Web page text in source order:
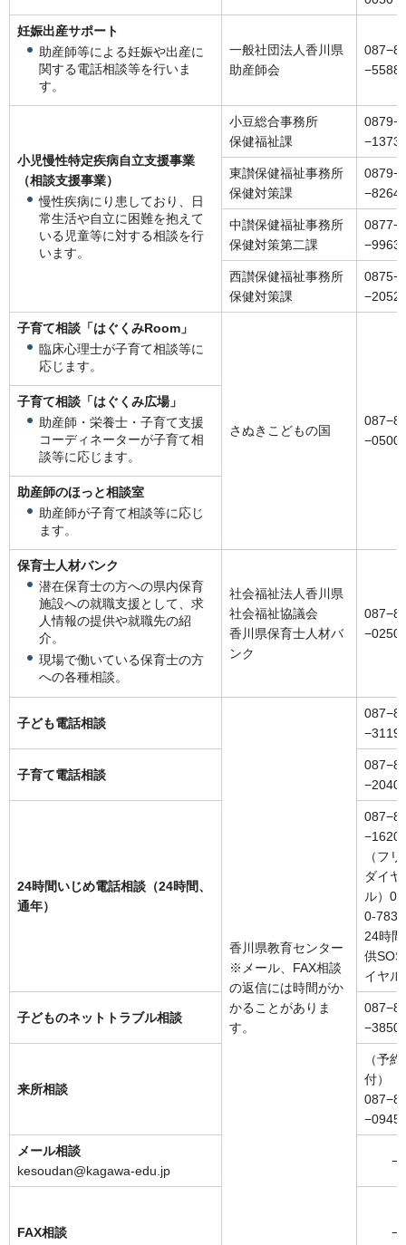
妊娠出産サポート
助産師等による妊娠や出産に
関する電話相談等を行いま
す。
一般社団法人香川県
助産師会
−5588
小児慢性特定疾病自立支援事業
（相談支援事業）
慢性疾病にり患しており、日
常生活や自立に困難を抱えて
いる児童等に対する相談を行
います。
小豆総合事務所
保健福祉課
−1373
東讃保健福祉事務所
保健対策課
−8264
中讃保健福祉事務所
保健対策第二課
−9963
西讃保健福祉事務所
保健対策課
−2052
子育て相談「はぐくみRoom」
臨床心理士が子育て相談等に
応じます。
さぬきこどもの国
−0500
子育て相談「はぐくみ広場」
助産師・栄養士・子育て支援
コーディネーターが子育て相
談等に応じます。
助産師のほっと相談室
助産師が子育て相談等に応じ
ます。
保育士人材バンク
潜在保育士の方への県内保育
施設への就職支援として、求
人情報の提供や就職先の紹
介。
現場で働いている保育士の方
への各種相談。
社会福祉法人香川県
社会福祉協議会
香川県保育士人材バ
ンク
−0250
子ども電話相談
香川県教育センター
※メール、FAX相談
の返信には時間がか
かることがありま
す。
−3119
子育て電話相談
−2040
24時間いじめ電話相談（24時間、
通年）
−1620
（フ
ダイヤ
ル）
0-
24時
供SOS
イヤル
子どものネットトラブル相談
−3850
来所相談
（予
付）
−0945
メール相談
kesoudan@kagawa-edu.jp
−
FAX相談 −